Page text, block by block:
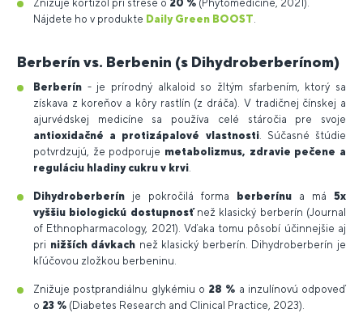
Znižuje kortizol pri strese o 20 % (Phytomedicine, 2021).
Nájdete ho v produkte Daily Green BOOST
Berberín vs. Berbenin (s Dihydroberberínom)
Berberín - je prírodný alkaloid so žltým sfarbením, ktorý sa
získava z koreňov a kôry rastlín (z dráča). V tradičnej čínskej a
ajurvédskej medicíne sa používa celé stáročia pre svoje
antioxidačné a protizápalové vlastnosti. Súčasné štúdie
potvrdzujú, že podporuje metabolizmus, zdravie pečene a
reguláciu hladiny cukru v krvi
Dihydroberberín je pokročilá forma berberínu a má 5x
vyššiu biologickú dostupnosťnež klasický berberín (Journal
of Ethnopharmacology, 2021). Vďaka tomu pôsobí účinnejšie aj
pri nižších dávkach než klasický berberín. Dihydroberberín je
kľúčovou zložkou berbeninu.
Znižuje postprandiálnu glykémiu o 28 % a inzulínovú odpoveď
o 23 % (Diabetes Research and Clinical Practice, 2023).